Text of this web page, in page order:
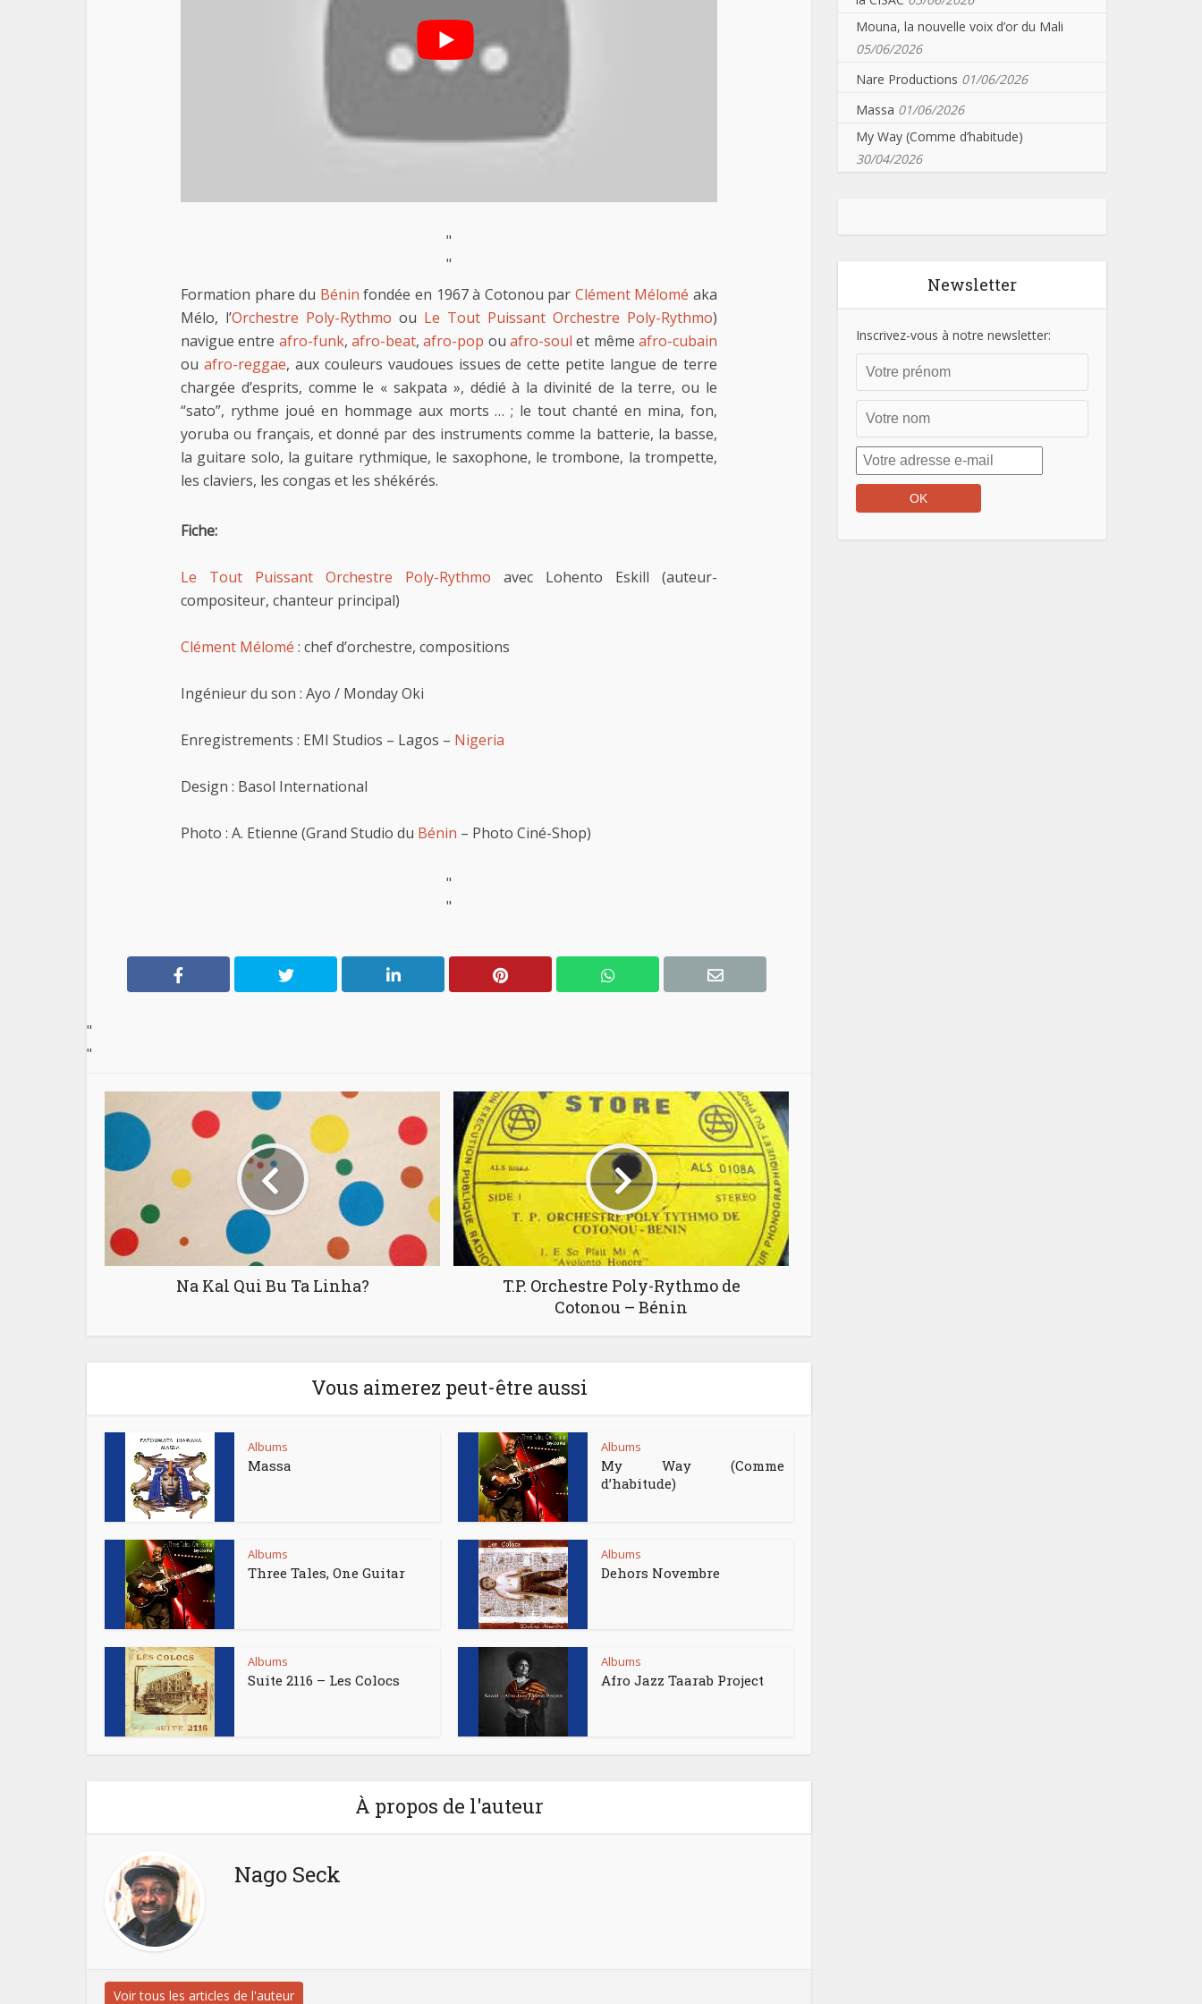
"
"
Formation phare du Bénin fondée en 1967 à Cotonou par Clément Mélomé aka
Mélo, l’Orchestre Poly-Rythmo ou Le Tout Puissant Orchestre Poly-Rythmo)
navigue entre afro-funk,afro-beat,afro-pop ouafro-soul et mêmeafro-cubain
ou afro-reggae, aux couleurs vaudoues issues de cette petite langue de terre
chargée d’esprits, comme le « sakpata », dédié à la divinité de la terre, ou le
“sato”, rythme joué en hommage aux morts … ; le tout chanté en mina, fon,
yoruba ou français, et donné par des instruments comme la batterie, la basse,
la guitare solo, la guitare rythmique, le saxophone, le trombone, la trompette,
les claviers, les congas et les shékérés.
Fiche:
Le Tout Puissant Orchestre Poly-Rythmo avec Lohento Eskill (auteur-
compositeur, chanteur principal)
Clément Mélomé : chef d’orchestre, compositions
Ingénieur du son : Ayo / Monday Oki
Enregistrements : EMI Studios – Lagos – Nigeria
Design : Basol International
Photo : A. Etienne (Grand Studio du Bénin – Photo Ciné-Shop)
"
"
"
"
Na Kal Qui Bu Ta Linha?
T.P. Orchestre Poly-Rythmo de
Cotonou – Bénin
Vous aimerez peut-être aussi
Albums
Massa
Albums
My Way (Comme
d’habitude)
Albums
Three Tales, One Guitar
Albums
Dehors Novembre
Albums
Suite 2116 – Les Colocs
Albums
Afro Jazz Taarab Project
À propos de l'auteur
Nago Seck
Voir tous les articles de l'auteur
Mouna, la nouvelle voix d’or du Mali
05/06/2026
Nare Productions 01/06/2026
Massa 01/06/2026
My Way (Comme d’habitude)
30/04/2026
Newsletter
Inscrivez-vous à notre newsletter: